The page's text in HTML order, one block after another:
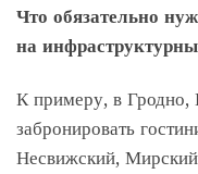
Что обязательно
на
К примеру, в Гродно,
забронировать
Несвижский, Мирский